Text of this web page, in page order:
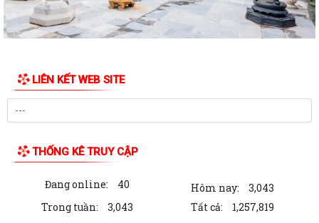
chính sách hỗ trợ đối với người hoạt...
QUYẾT ĐỊNH Về việc công bố thủ tục hành chính nội bộ mới ban hành
đổi, bổ sung, bị bãi bỏ thuộc phạm...
Nghị quyết số 07/2026/NQ-HĐND ngày 23/6/2026 của HĐND thành
phố về quy định chế độ quà tặng của...
LIÊN KẾT WEB SITE
THỐNG KÊ TRUY CẬP
Đang online: 40 Hôm nay:
3,043
Trong tuần:
3,043 Tất cả: 1,257,819